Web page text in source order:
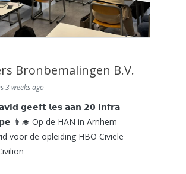
Bronbemalingen B.V.
3 weeks ago
𝗴𝗲𝗲𝗳𝘁 𝗹𝗲𝘀 𝗮𝗮𝗻 𝟮𝟬 𝗶𝗻𝗳𝗿𝗮-
👨‍🎓 Op de HAN in Arnhem
voor de opleiding HBO Civiele